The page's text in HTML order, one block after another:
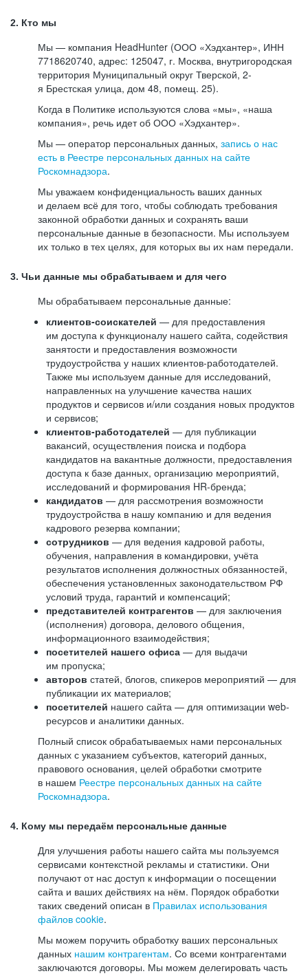
2. Кто мы
Мы — компания HeadHunter (ООО «Хэдхантер», ИНН
7718620740, адрес: 125047, г. Москва, внутригородская
территория Муниципальный округ Тверской, 2-
я Брестская улица, дом 48, помещ. 25).
Когда в Политике используются слова «мы», «наша
компания», речь идет об ООО «Хэдхантер».
Мы — оператор персональных данных, запись о нас
есть в Реестре персональных данных на сайте
Роскомнадзора.
Мы уважаем конфиденциальность ваших данных
и делаем всё для того, чтобы соблюдать требования
законной обработки данных и сохранять ваши
персональные данные в безопасности. Мы используем
их только в тех целях, для которых вы их нам передали.
3. Чьи данные мы обрабатываем и для чего
Мы обрабатываем персональные данные:
клиентов-соискателей — для предоставления
им доступа к функционалу нашего сайта, содействия
занятости и предоставления возможности
трудоустройства у наших клиентов-работодателей.
Также мы используем данные для исследований,
направленных на улучшение качества наших
продуктов и сервисов и/или создания новых продуктов
и сервисов;
клиентов-работодателей — для публикации
вакансий, осуществления поиска и подбора
кандидатов на вакантные должности, предоставления
доступа к базе данных, организацию мероприятий,
исследований и формирования HR-бренда;
кандидатов — для рассмотрения возможности
трудоустройства в нашу компанию и для ведения
кадрового резерва компании;
сотрудников — для ведения кадровой работы,
обучения, направления в командировки, учёта
результатов исполнения должностных обязанностей,
обеспечения установленных законодательством РФ
условий труда, гарантий и компенсаций;
представителей контрагентов — для заключения
(исполнения) договора, делового общения,
информационного взаимодействия;
посетителей нашего офиса — для выдачи
им пропуска;
авторов статей, блогов, спикеров мероприятий — для
публикации их материалов;
посетителей нашего сайта — для оптимизации web-
ресурсов и аналитики данных.
Полный список обрабатываемых нами персональных
данных с указанием субъектов, категорий данных,
правового основания, целей обработки смотрите
в нашем Реестре персональных данных на сайте
Роскомнадзора.
4. Кому мы передаём персональные данные
Для улучшения работы нашего сайта мы пользуемся
сервисами контекстной рекламы и статистики. Они
получают от нас доступ к информации о посещении
сайта и ваших действиях на нём. Порядок обработки
таких сведений описан в Правилах использования
файлов cookie.
Мы можем поручить обработку ваших персональных
данных нашим контрагентам. Со всеми контрагентами
заключаются договоры. Мы можем делегировать часть